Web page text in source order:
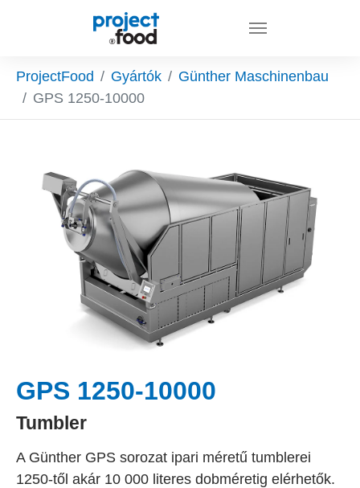
Skip to main content
You are here:
ProjectFood Gyártók
Günther Maschinenbau
GPS 1250-10000
GPS 1250-10000
Tumbler
A Günther GPS sorozat ipari méretű tumblerei
1250-től akár 10 000 literes dobméretig elérhetők.